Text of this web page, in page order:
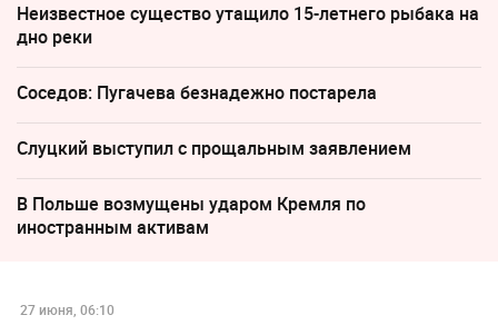
Неизвестное существо утащило 15-летнего рыбака на
дно реки
Соседов: Пугачева безнадежно постарела
Слуцкий выступил с прощальным заявлением
В Польше возмущены ударом Кремля по
иностранным активам
27 июня, 06:10